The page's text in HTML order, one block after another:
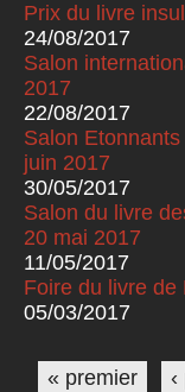
Prix du livre
24/08/2017
Salon
2017
22/08/2017
Salon
juin 2017
30/05/2017
Salon du livre
20 mai 2017
11/05/2017
Foire du livre de
05/03/2017
Pages
« premier